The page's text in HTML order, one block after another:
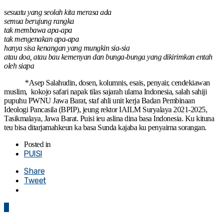
sesuatu yang seolah kita merasa ada
semua berujung rangka
tak membawa apa-apa
tak mengenakan apa-apa
hanya sisa kenangan yang mungkin sia-sia
atau doa, atau bau kemenyan dan bunga-bunga yang dikirimkan entah
oleh siapa
*Asep Salahudin, dosen, kolumnis, esais, penyair, cendekiawan
muslim, kokojo safari napak tilas sajarah ulama Indonesia, salah sahiji
pupuhu PWNU Jawa Barat, staf ahli unit kerja Badan Pembinaan
Ideologi Pancasila (BPIP), jeung rektor IAILM Suryalaya 2021-2025,
Tasikmalaya, Jawa Barat. Puisi ieu aslina dina basa Indonesia. Ku kituna
teu bisa ditarjamahkeun ka basa Sunda kajaba ku penyairna sorangan.
Posted in
PUISI
Share
Tweet